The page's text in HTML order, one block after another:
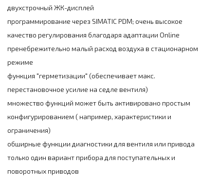
двухстрочный ЖК-дисплей
программирование через SIMATIC PDM; очень высокое
качество регулирования благодаря адаптации Online
пренебрежительно малый расход воздуха в стационарном
режиме
функция "герметизации" (обеспечивает макс.
перестановочное усилие на седле вентиля)
множество функций может быть активировано простым
конфигурированием ( например, характеристики и
ограничения)
обширные функции диагностики для вентиля или привода
только один вариант прибора для поступательных и
поворотных приводов